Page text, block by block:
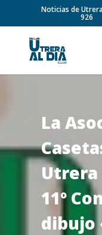
Noticias de
926
La
Utrera
11º
dibujo